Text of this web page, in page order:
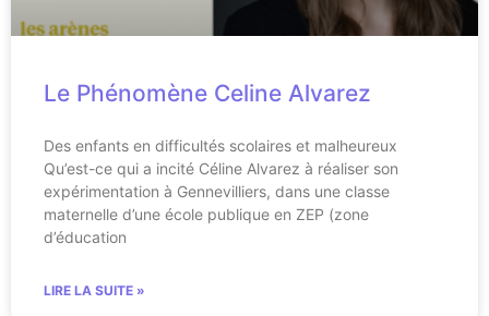
Le Phénomène Celine Alvarez
Des enfants en difficultés scolaires et malheureux
Qu’est-ce qui a incité Céline Alvarez à réaliser son
expérimentation à Gennevilliers, dans une classe
maternelle d’une école publique en ZEP (zone
d’éducation
LIRE LA SUITE »